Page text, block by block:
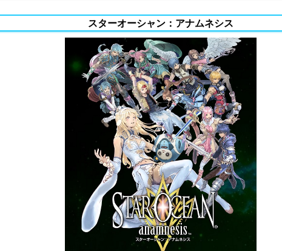
スターオーシャン：アナムネシス